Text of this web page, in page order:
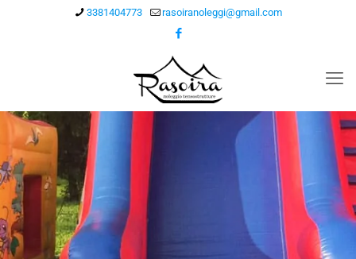
3381404773 rasoiranoleggi@gmail.com